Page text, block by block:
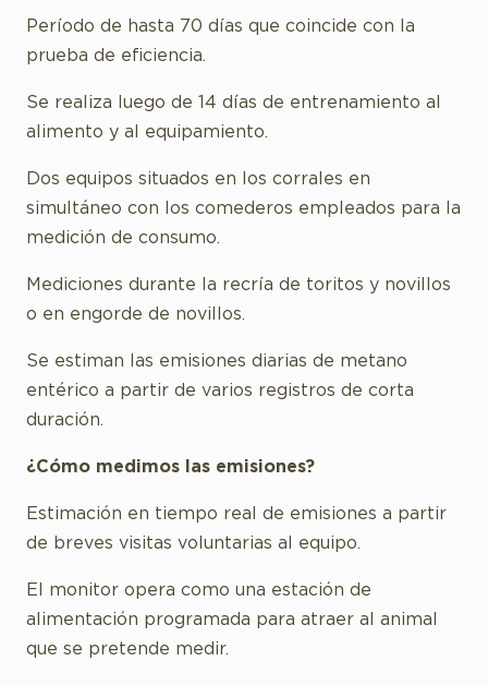
Período de hasta 70 días que coincide con la
prueba de eficiencia.
Se realiza luego de 14 días de entrenamiento al
alimento y al equipamiento.
Dos equipos situados en los corrales en
simultáneo con los comederos empleados para la
medición de consumo.
Mediciones durante la recría de toritos y novillos
o en engorde de novillos.
Se estiman las emisiones diarias de metano
entérico a partir de varios registros de corta
duración.
¿Cómo medimos las emisiones?
Estimación en tiempo real de emisiones a partir
de breves visitas voluntarias al equipo.
El monitor opera como una estación de
alimentación programada para atraer al animal
que se pretende medir.